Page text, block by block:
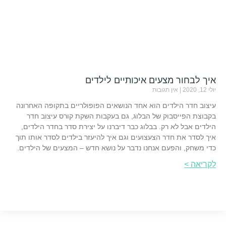
איך לבחור מצעים איכותיים לילדים
יולי 12, 2020 אין תגובות
עיצוב חדר הילדים הוא אחד הנושאים הפופולריים בתקופה האחרונה
בקבוצת הפייסבוק של הבלוג, גם בעקבות השקת קורס עיצוב חדר
הילדים אבל לא רק. בבלוג כבר דיברנו על יצירת סדר בחדר הילדים,
איך לסדר את חדר הצעצועים וגם איך להיעזר בילדים לסדר אותו תוך
כדי משחק, והפעם אנחנו נדבר על נושא חדש – המצעים של הילדים.
לקריאה >